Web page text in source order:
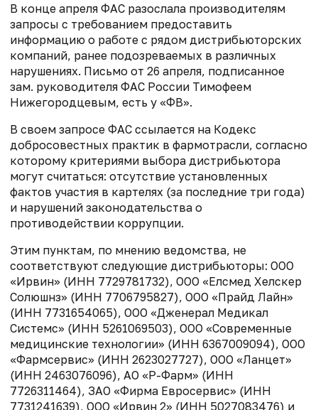
В конце апреля ФАС разослала производителям
запросы с требованием предоставить
информацию о работе с рядом дистрибьюторских
компаний, ранее подозреваемых в различных
нарушениях. Письмо от 26 апреля, подписанное
зам. руководителя ФАС России Тимофеем
Нижегородцевым, есть у «ФВ».
В своем запросе ФАС ссылается на Кодекс
добросовестных практик в фармотрасли, согласно
которому критериями выбора дистрибьютора
могут считаться: отсутствие установленных
фактов участия в картелях (за последние три года)
и нарушений законодательства о
противодействии коррупции.
Этим пунктам, по мнению ведомства, не
соответствуют следующие дистрибьюторы: ООО
«Ирвин» (ИНН 7729781732), ООО «Елсмед Хелскер
Солюшнз» (ИНН 7706795827), ООО «Прайд Лайн»
(ИНН 7731654065), ООО «Дженерал Медикал
Системс» (ИНН 5261069503), ООО «Современные
медицинские технологии» (ИНН 6367009094), ООО
«Фармсервис» (ИНН 2623027727), ООО «Ланцет»
(ИНН 2463076096), АО «Р-Фарм» (ИНН
7726311464), ЗАО «Фирма Евросервис» (ИНН
7731241639), ООО «Ирвин 2» (ИНН 5027083476) и